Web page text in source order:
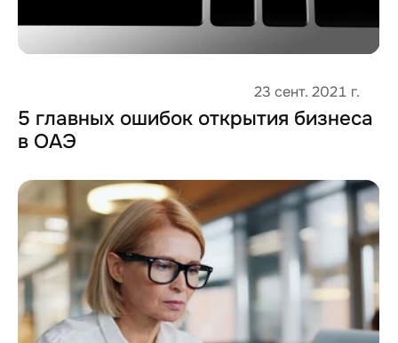
23 сент. 2021 г.
5 главных ошибок открытия бизнеса
в ОАЭ